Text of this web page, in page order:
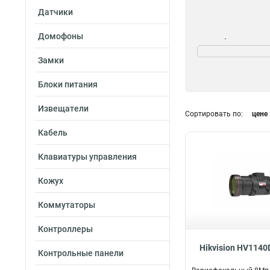
Датчики
Домофоны
Замки
Блоки питания
Извещатели
Кабель
Клавиатуры управления
Кожух
Коммутаторы
Контроллеры
Контрольные панели
Угол обзора
922°-286° 1
516°-167°
1168°-295° 1
398°-94° 2
998°-271° 2
Сортировать по: цене
Hikvision